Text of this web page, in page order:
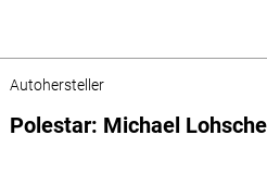
Autohersteller
Polestar: Michael